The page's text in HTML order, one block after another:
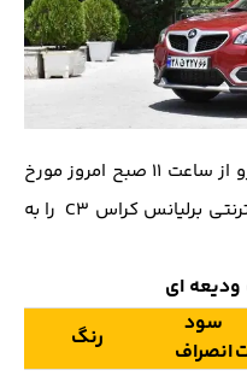
، شرکت پارس خودرو از ساعت 11 صبح امروز مورخ
22 مرداد 96 شرایط پیش فروش اینترنتی برلیانس کراس C3 را به
ای
سود
انصراف
رنگ